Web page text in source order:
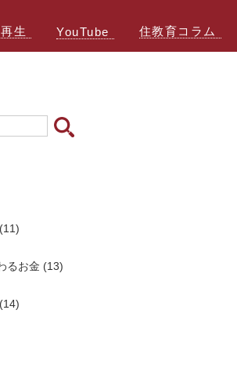
生 YouTube 住教育コラム
るお金 (13)